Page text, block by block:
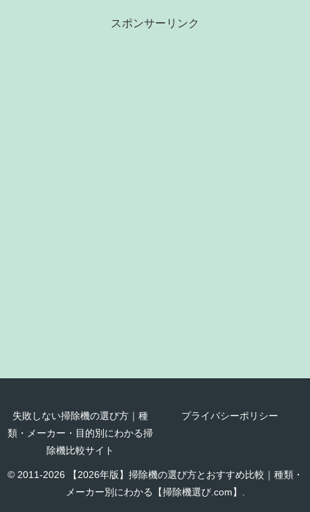
スポンサーリンク
失敗しない掃除機の選び方｜種
類・メーカー・目的別にわかる掃
除機比較サイト
プライバシーポリシー
© 2011-2026 【2026年版】掃除機の選び方とおすすめ比較｜種類・
メーカー別にわかる【掃除機選び.com】.